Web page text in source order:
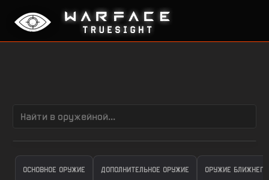
ОСНОВНОЕ ОРУЖИЕ ДОПОЛНИТЕЛЬНОЕ ОРУЖИЕ ОРУЖИЕ